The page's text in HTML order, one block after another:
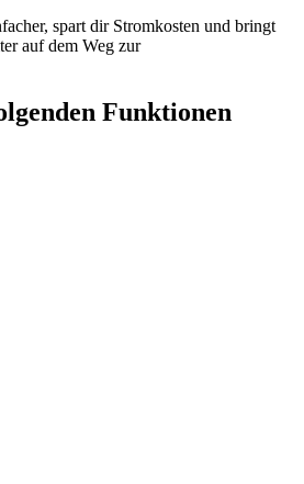
spart dir Stromkosten und bringt
auf dem Weg zur
Funktionen